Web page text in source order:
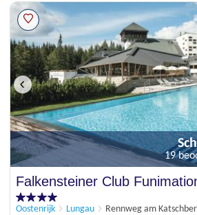
Falkensteiner Club
Oostenrijk Lungau Rennweg am
19